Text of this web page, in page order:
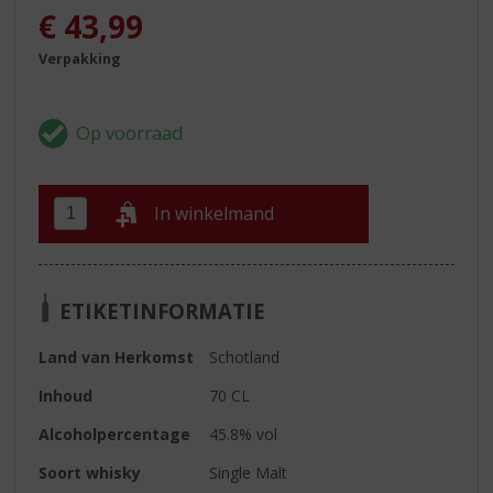
€ 43,99
Verpakking
In winkelmand
ETIKETINFORMATIE
Land van Herkomst
Schotland
Inhoud
70 CL
Alcoholpercentage
45.8% vol
Soort whisky
Single Malt